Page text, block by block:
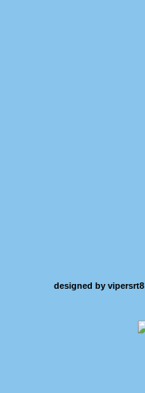
designed by vipersrt8